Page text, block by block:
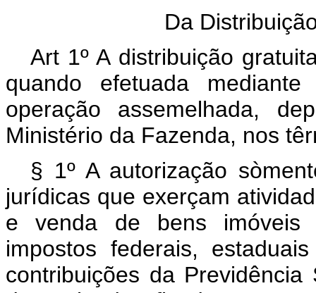
Da
Art 1º A distribuição
quando efetuada
operação assemelhada,
Ministério da Fazenda, nos
§ 1º A autorização
jurídicas que exerçam
e venda de bens imóveis
impostos federais,
contribuições da